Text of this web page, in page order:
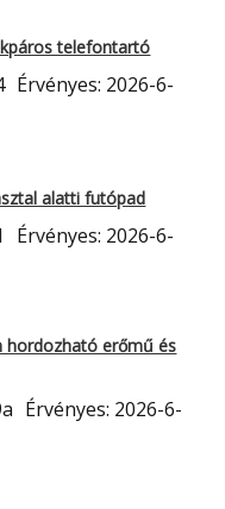
telefontartó
Érvényes: 2026-6-
alatti futópad
Érvényes: 2026-6-
hordozható erőmű és
Érvényes: 2026-6-